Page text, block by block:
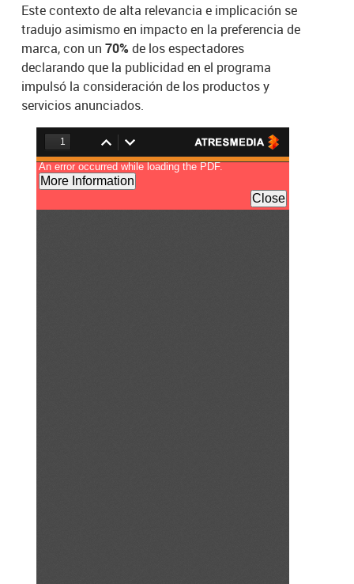
Este contexto de alta relevancia e implicación se
tradujo asimismo en impacto en la preferencia de
marca, con un70%de los espectadores
declarando que la publicidad en el programa
impulsó la consideración de los productos y
servicios anunciados.